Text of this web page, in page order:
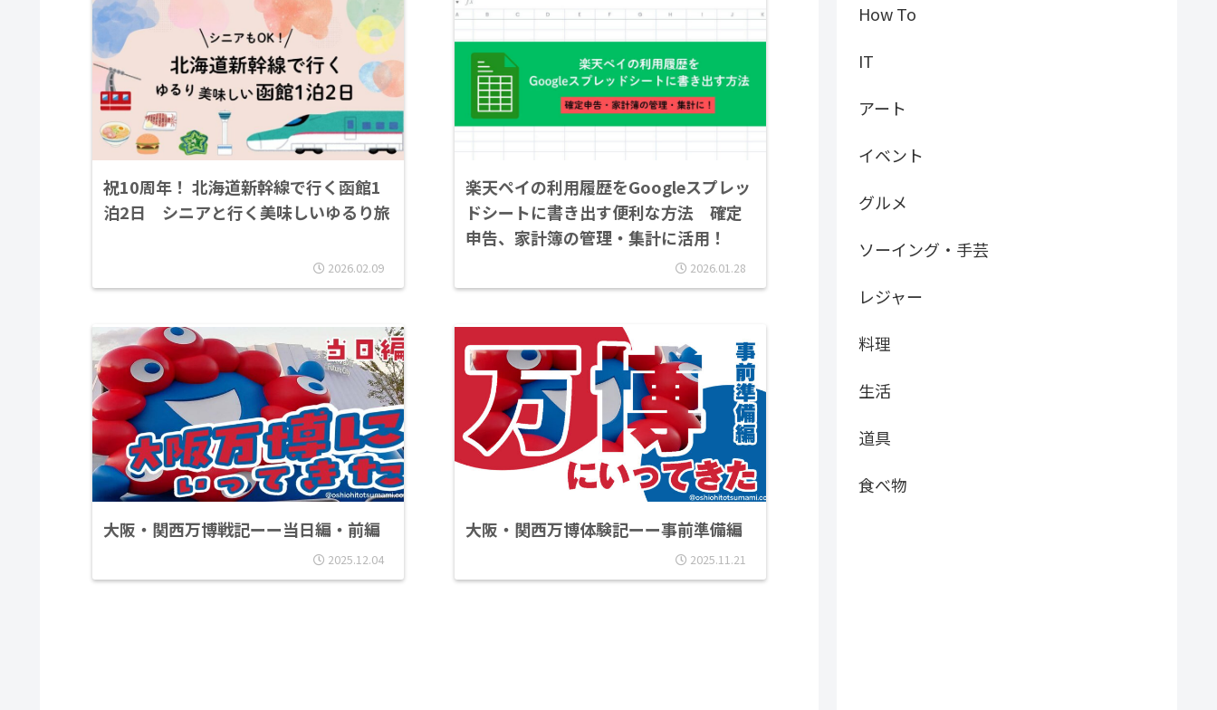
祝10周年！ 北海道新幹線で行く函館1
泊2日 シニアと行く美味しいゆるり旅
2026.02.09
楽天ペイの利用履歴をGoogleスプレッ
ドシートに書き出す便利な方法 確定
申告、家計簿の管理・集計に活用！
2026.01.28
大阪・関西万博戦記ーー当日編・前編
2025.12.04
大阪・関西万博体験記ーー事前準備編
2025.11.21
How To
IT
アート
イベント
グルメ
ソーイング・手芸
レジャー
料理
生活
道具
食べ物